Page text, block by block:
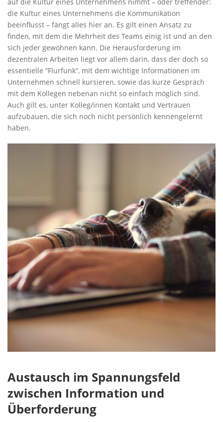
die Kultur eines Unternehmens die Kommunikation
beeinflusst – fängt alles hier an. Es gilt einen Ansatz zu
finden, mit dem die Mehrheit des Teams einig ist und an den
sich jeder gewöhnen kann. Die Herausforderung im
dezentralen Arbeiten liegt vor allem darin, dass der doch so
essentielle “Flurfunk”, mit dem wichtige Informationen im
Unternehmen schnell kursieren, sowie das kurze Gespräch
mit dem Kollegen nebenan nicht so einfach möglich sind.
Auch gilt es, unter Kolleg/innen Kontakt und Vertrauen
aufzubauen, die sich noch nicht persönlich kennengelernt
haben.
Austausch im Spannungsfeld
zwischen Information und
Überforderung